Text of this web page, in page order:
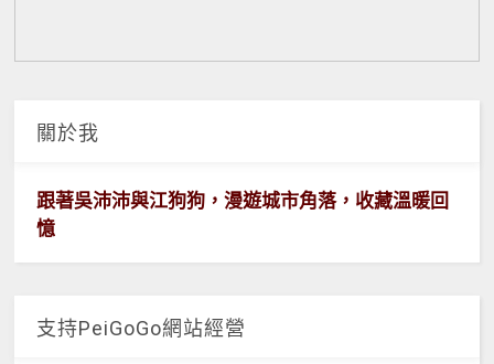
關於我
跟著吳沛沛與江狗狗，漫遊城市角落，收藏溫暖回
憶
支持PeiGoGo網站經營